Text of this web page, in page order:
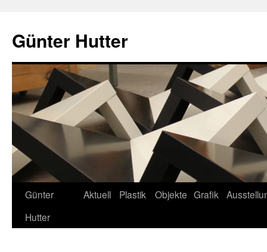
springen
Günter Hutter
Günter
Hutter
Aktuell Plastik Objekte Grafik